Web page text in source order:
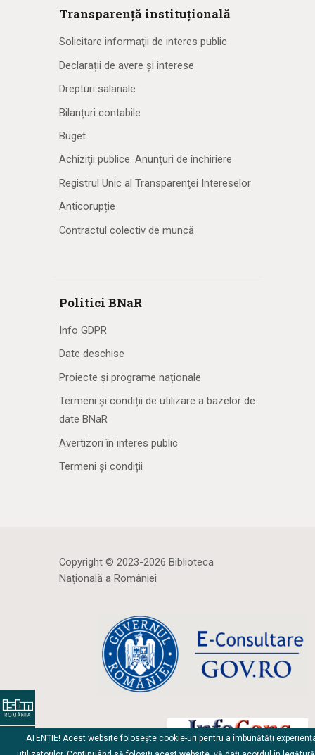
Transparență instituțională
Solicitare informaţii de interes public
Declarații de avere și interese
Drepturi salariale
Bilanțuri contabile
Buget
Achiziţii publice. Anunţuri de închiriere
Registrul Unic al Transparenţei Intereselor
Anticorupție
Contractul colectiv de muncă
Politici BNaR
Info GDPR
Date deschise
Proiecte și programe naționale
Termeni și condiții de utilizare a bazelor de
date BNaR
Avertizori în interes public
Termeni și condiții
Copyright © 2023-2026 Biblioteca
Naţională a României
ATENȚIE! Acest website folosește cookie-uri pentru a îmbunătăți